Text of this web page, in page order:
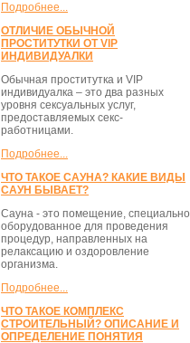
Подробнее...
ОТЛИЧИЕ ОБЫЧНОЙ
ПРОСТИТУТКИ ОТ VIP
ИНДИВИДУАЛКИ
Обычная проститутка и VIP
индивидуалка – это два разных
уровня сексуальных услуг,
предоставляемых секс-
работницами.
Подробнее...
ЧТО ТАКОЕ САУНА? КАКИЕ ВИДЫ
САУН БЫВАЕТ?
Сауна - это помещение, специально
оборудованное для проведения
процедур, направленных на
релаксацию и оздоровление
организма.
Подробнее...
ЧТО ТАКОЕ КОМПЛЕКС
СТРОИТЕЛЬНЫЙ? ОПИСАНИЕ И
ОПРЕДЕЛЕНИЕ ПОНЯТИЯ